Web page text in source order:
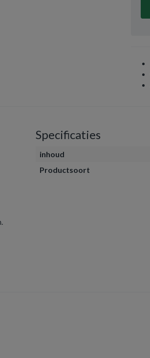
Specificaties
inhoud
Productsoort